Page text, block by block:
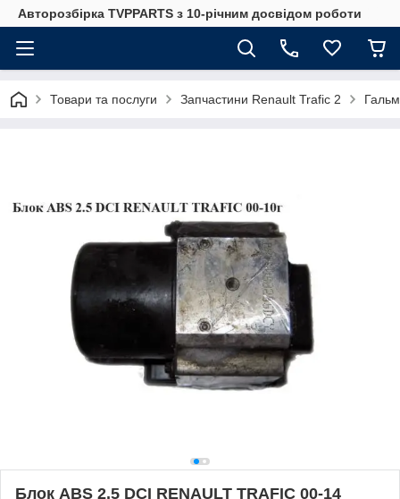
Авторозбірка TVPPARTS з 10-річним досвідом роботи
Товари та послуги Запчастини Renault Trafic 2
Блок ABS 2.5 DCI RENAULT TRAFIC 00-14